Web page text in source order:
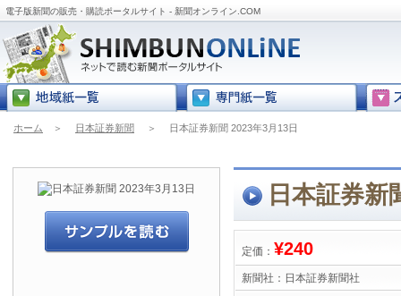
電子版新聞の販売・購読ポータルサイト - 新聞オンライン.COM
ホーム ＞ 日本証券新聞 ＞ 日本証券新聞 2023年3月13日
日本証券新
定価： ¥240
新聞社： 日本証券新聞社